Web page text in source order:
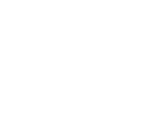
POLARA
RICETTE E TANTE NOVITÀ